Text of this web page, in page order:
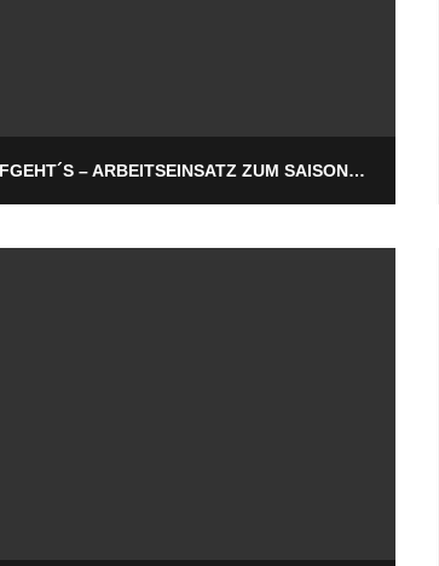
AUFGEHT´S – ARBEITSEINSATZ ZUM SAISONSTART!!!